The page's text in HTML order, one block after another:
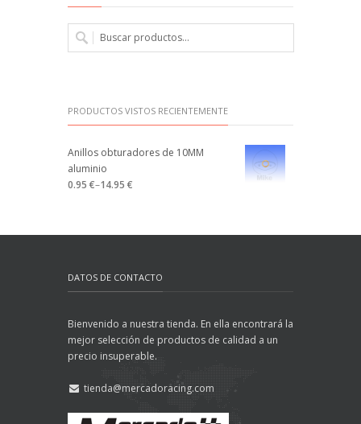
PRODUCTOS VISTOS RECIENTEMENTE
Anillos obturadores de 10MM
aluminio
0.95 €–14.95 €
DATOS DE CONTACTO
Bienvenido a nuestra tienda. En ella encontrará la
mejor selección de productos de calidad a un
precio insuperable.
tienda@mercadoracing.com